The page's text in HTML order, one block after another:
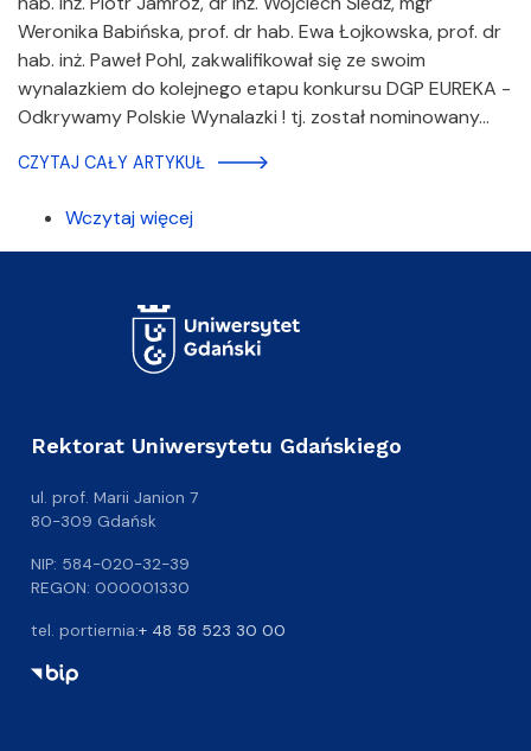
Weronika Babińska, prof. dr hab. Ewa Łojkowska, prof. dr
hab. inż. Paweł Pohl, zakwalifikował się ze swoim
wynalazkiem do kolejnego etapu konkursu DGP EUREKA -
Odkrywamy Polskie Wynalazki ! tj. został nominowany…
CZYTAJ CAŁY ARTYKUŁ
Wczytaj więcej
Rektorat Uniwersytetu Gdańskiego
ul. prof. Marii Janion 7
80-309 Gdańsk
NIP: 584-020-32-39
REGON: 000001330
tel. portiernia:+ 48 58 523 30 00